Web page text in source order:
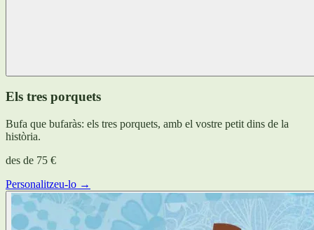
Els tres porquets
Bufa que bufaràs: els tres porquets, amb el vostre petit dins de la
història.
des de 75 €
Personalitzeu-lo →